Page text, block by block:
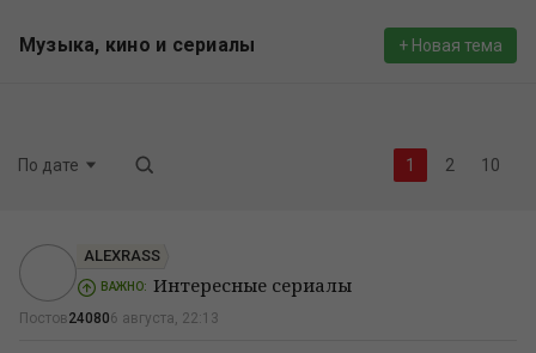
Музыка, кино и сериалы + Новая тема
По дате 2 10
ALEXRASS
ВАЖНО: Интересные сериалы
Постов240806 августа, 22:13